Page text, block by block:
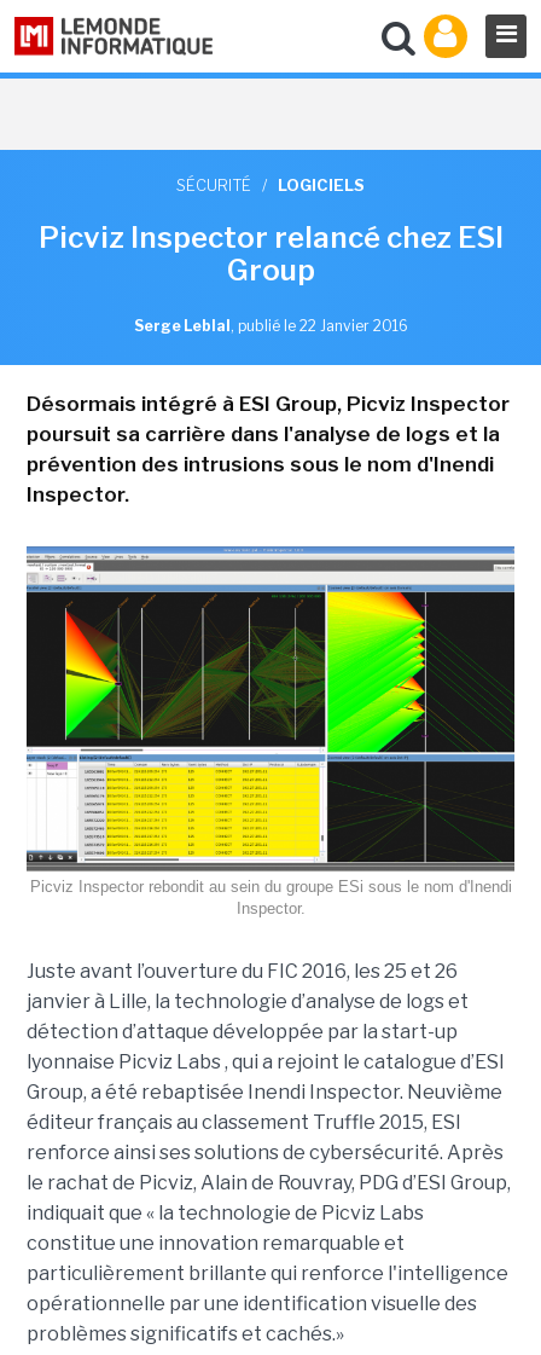
SÉCURITÉ / LOGICIELS
Picviz Inspector relancé chez ESI
Group
Serge Leblal , publié le 22 Janvier 2016
Désormais intégré à ESI Group, Picviz Inspector
poursuit sa carrière dans l'analyse de logs et la
prévention des intrusions sous le nom d'Inendi
Inspector.
Picviz Inspector rebondit au sein du groupe ESi sous le nom d'Inendi
Inspector.
Juste avant l’ouverture du FIC 2016, les 25 et 26
janvier à Lille, la technologie d’analyse de logs et
détection d’attaque développée par la start-up
lyonnaise Picviz Labs , qui a rejoint le catalogue d’ESI
Group, a été rebaptisée Inendi Inspector. Neuvième
éditeur français au classement Truffle 2015, ESI
renforce ainsi ses solutions de cybersécurité. Après
le rachat de Picviz, Alain de Rouvray, PDG d’ESI Group,
indiquait que « la technologie de Picviz Labs
constitue une innovation remarquable et
particulièrement brillante qui renforce l'intelligence
opérationnelle par une identification visuelle des
problèmes significatifs et cachés.»